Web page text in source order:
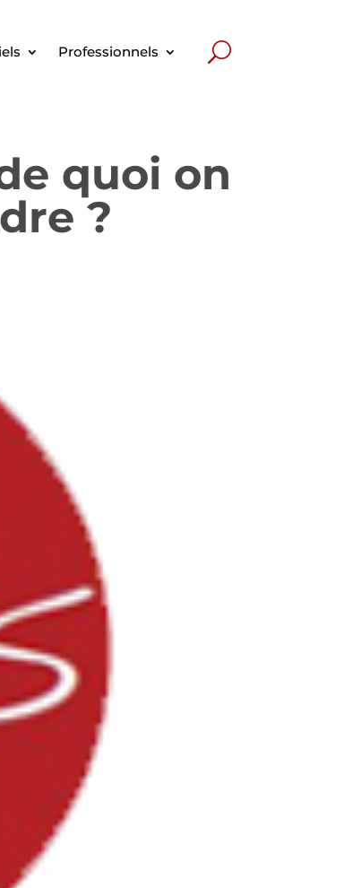
Professionnels
quoi on
?